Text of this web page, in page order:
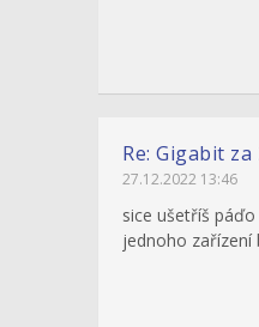
Re: Gigabit
27.12.2022 13:46
sice ušetříš
jednoho zařízení